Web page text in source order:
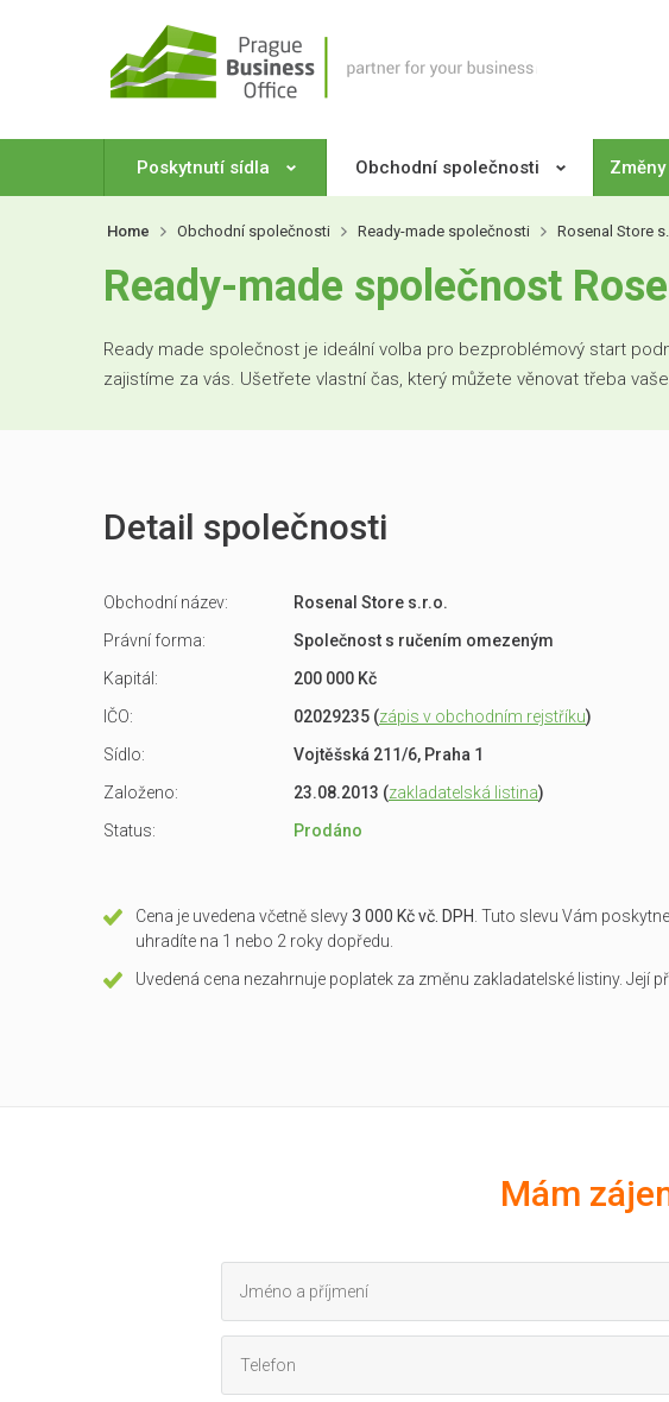
Poskytnutí sídla Obchodní společnosti
Home Obchodní společnosti Ready-made společnosti Rosenal Store
Ready-made společnost
Ready made společnost je ideální volba pro bezproblémový start
zajistíme za vás. Ušetřete vlastní čas, který můžete věnovat třeba
Detail společnosti
Obchodní název:
Rosenal Store s.r.o.
Právní forma:
Společnost s ručením omezeným
Kapitál:
200 000 Kč
IČO:
02029235 (zápis v obchodním rejstříku)
Sídlo:
Vojtěšská 211/6, Praha 1
Založeno:
23.08.2013 (zakladatelská listina)
Status:
Prodáno
Cena je uvedena včetně slevy3 000 Kč vč. DPH . Tuto slevu Vám
uhradíte na 1 nebo 2 roky dopředu.
Uvedená cena nezahrnuje poplatek za změnu zakladatelské listiny. Její
Mám